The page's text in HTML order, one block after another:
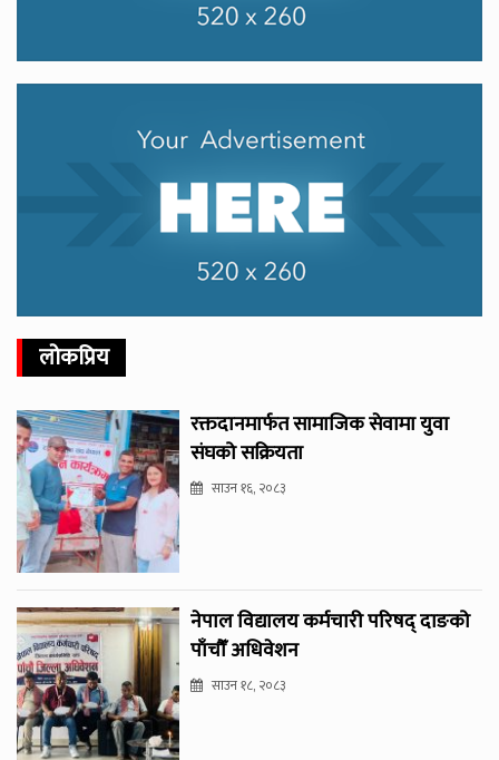
लोकप्रिय
रक्तदानमार्फत सामाजिक सेवामा युवा
संघको सक्रियता
साउन १६, २०८३
नेपाल विद्यालय कर्मचारी परिषद् दाङको
पाँचौँ अधिवेशन
साउन १८, २०८३